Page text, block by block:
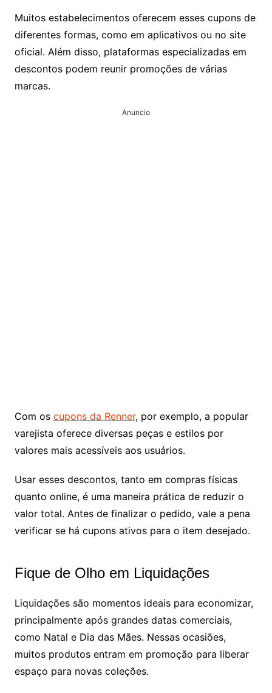
Muitos estabelecimentos oferecem esses cupons de
diferentes formas, como em aplicativos ou no site
oficial. Além disso, plataformas especializadas em
descontos podem reunir promoções de várias
marcas.
Anuncio
Com os cupons da Renner, por exemplo, a popular
varejista oferece diversas peças e estilos por
valores mais acessíveis aos usuários.
Usar esses descontos, tanto em compras físicas
quanto online, é uma maneira prática de reduzir o
valor total. Antes de finalizar o pedido, vale a pena
verificar se há cupons ativos para o item desejado.
Fique de Olho em Liquidações
Liquidações são momentos ideais para economizar,
principalmente após grandes datas comerciais,
como Natal e Dia das Mães. Nessas ocasiões,
muitos produtos entram em promoção para liberar
espaço para novas coleções.